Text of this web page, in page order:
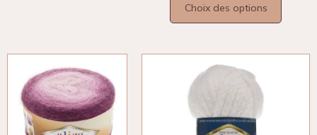
Choix des options